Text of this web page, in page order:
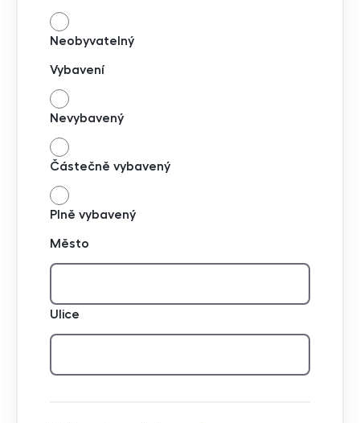
Neobyvatelný
Vybavení
Nevybavený
Částečně vybavený
Plně vybavený
Město
Ulice